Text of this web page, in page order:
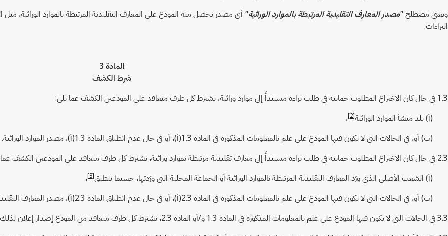
ويعني مصطلح"مصدر المعارف التقليدية المرتبطة بالموارد الوراثية" أي مصدر يحصل منه المودع على المعارف التقليدية المرتبطة بالموارد الوراثية، مثل
البراءات.
المادة 3
شرط الكشف
1.3 في حال كان الاختراع المطلوب حمايته في طلب براءة مستنداً إلى موارد وراثية، يشترط كل طرف متعاقد على المودعين الكشف عما يلي:
(أ) بلد منشأ الموارد الوراثية[2] ،
(ب) أو، في الحالات التي لا يكون فيها المودع على علم بالمعلومات المذكورة في المادة 1.3(أ)، أو في حال عدم انطباق المادة 1.3(أ)، مصدر الموارد الوراثية.
2.3 في حال كان الاختراع المطلوب حمايته في طلب براءة مستنداً إلى معارف تقليدية مرتبطة بموارد وراثية، يشترط كل طرف متعاقد على المودعين الكشف عما يلي:
(أ) الشعب الأصلي الذي ورّد المعارف التقليدية المرتبطة بالموارد الوراثية أو الجماعة المحلية التي ورّدتها، حسبما ينطبق[3] ،
(ب) أو، في الحالات التي لا يكون فيها المودع على علم بالمعلومات المذكورة في المادة 2.3(أ)، أو في حال عدم انطباق المادة 2.3(أ)، مصدر المعارف التقليدية المرتبطة بالموارد الوراثية.
3.3 في الحالات التي لا يكون فيها المودع على علم بالمعلومات المذكورة في المادة 1.3 و/أو المادة 2.3، يشترط كل طرف متعاقد من المودع إصدار إعلان لذلك الغرض يؤكّد فيه أن مضمون الإعلان صحيح وسليم على حد علم المودع.